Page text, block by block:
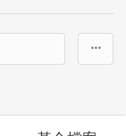
···